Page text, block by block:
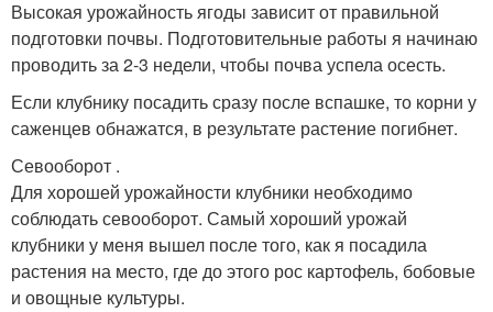
Высокая урожайность ягоды зависит от правильной
подготовки почвы. Подготовительные работы я начинаю
проводить за 2-3 недели, чтобы почва успела осесть.
Если клубнику посадить сразу после вспашке, то корни у
саженцев обнажатся, в результате растение погибнет.
Севооборот .
Для хорошей урожайности клубники необходимо
соблюдать севооборот. Самый хороший урожай
клубники у меня вышел после того, как я посадила
растения на место, где до этого рос картофель, бобовые
и овощные культуры.